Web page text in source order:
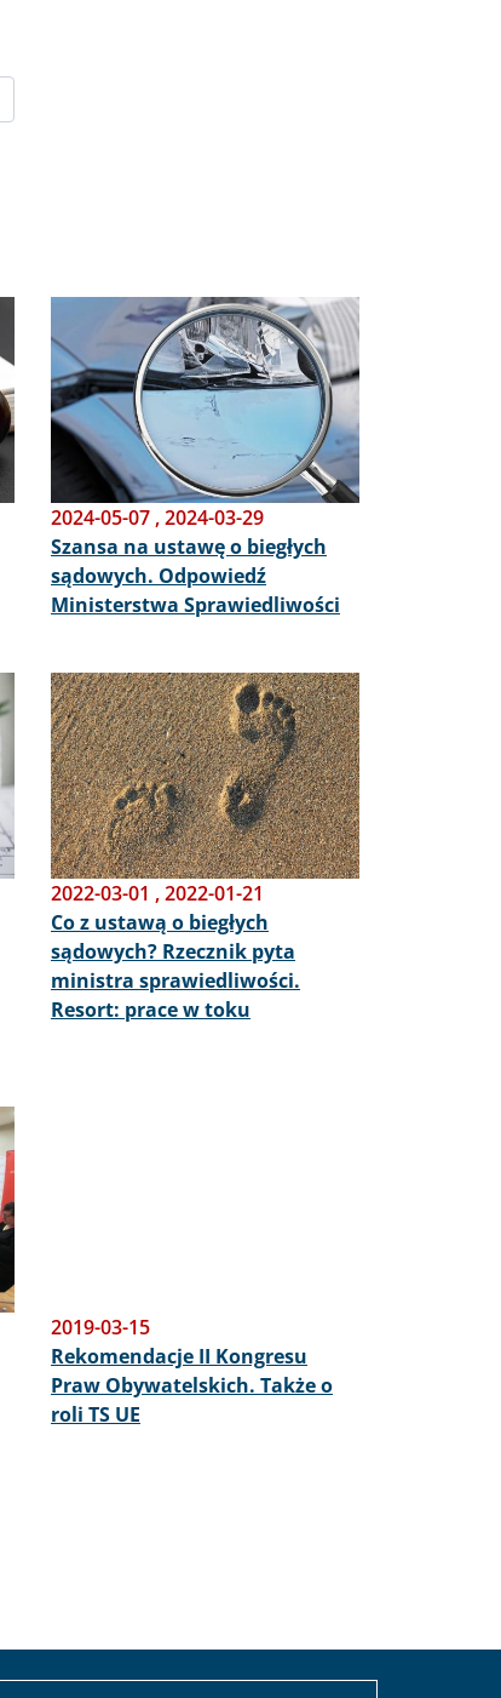
2024-05-07 ,2024-03-29
Szansa na ustawę o biegłych
sądowych. Odpowiedź
Ministerstwa Sprawiedliwości
Obraz
2022-03-01 ,2022-01-21
Co z ustawą o biegłych
sądowych? Rzecznik pyta
ministra sprawiedliwości.
Resort: prace w toku
2019-03-15
Rekomendacje II Kongresu
Praw Obywatelskich. Także o
roli TS UE